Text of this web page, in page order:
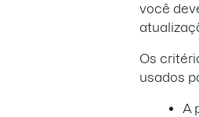
você
Os
usados
A